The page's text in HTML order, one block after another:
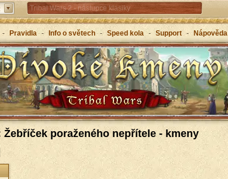
Tribal Wars 2 - nástupce klasiky
Forge of Empires – strategicky napříč věky
Grepolis – vybuduj svou říši v antickém Řecku
- Pravidla - Info o světech - Speed kola - Support - Nápověda
poraženého nepřítele - kmeny